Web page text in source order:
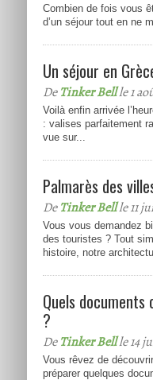
Combien de fois vous
d’un séjour tout en ne
Un séjour en
DeTinker Bellle 1
Voilà enfin arrivée
: valises parfaitement
vue sur...
Palmarès des
DeTinker Bellle 11
Vous vous demandez
des touristes ? Tout
histoire, notre
Quels
?
DeTinker Bellle 14
Vous rêvez de
préparer quelques